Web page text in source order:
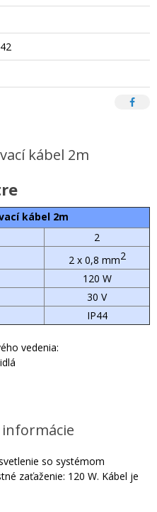
kábel 2m
kábel 2m
2
2 x 0,8 mm2
120 W
30 V
IP44
vedenia:
so systémom
zaťaženie: 120 W. Kábel je